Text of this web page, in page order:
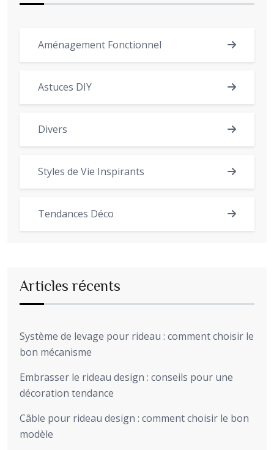
Aménagement Fonctionnel
Astuces DIY
Divers
Styles de Vie Inspirants
Tendances Déco
Articles récents
Système de levage pour rideau : comment choisir le
bon mécanisme
Embrasser le rideau design : conseils pour une
décoration tendance
Câble pour rideau design : comment choisir le bon
modèle